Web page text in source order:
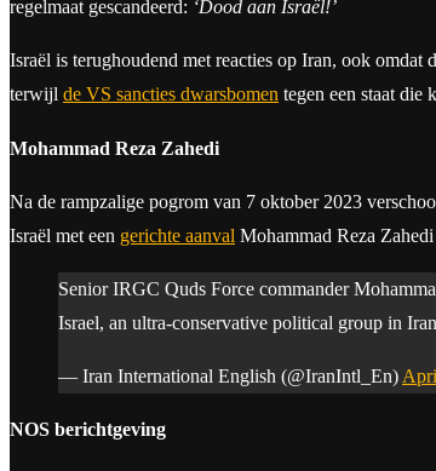
regelmaat gescandeerd: ‘Dood aan Israël!’
Israël is terughoudend met reacties op Iran, ook
terwijl de VS sancties dwarsbomen tegen een staat die
Mohammad Reza Zahedi
Na de rampzalige pogrom van 7 oktober 2023
Israël met een gerichte aanval Mohammad Reza
Senior IRGC Quds Force commander
Israel, an ultra-conservative political group in
— Iran International English (@IranIntl_En)
NOS berichtgeving